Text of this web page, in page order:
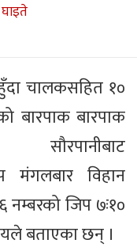
चालकसहित १०
बारपाक बारपाक
सौरपानीबाट
मंगलबार विहान
नम्बरको जिप ७ः१०
बताएका छन् ।